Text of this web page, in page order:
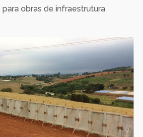
obras de infraestrutura